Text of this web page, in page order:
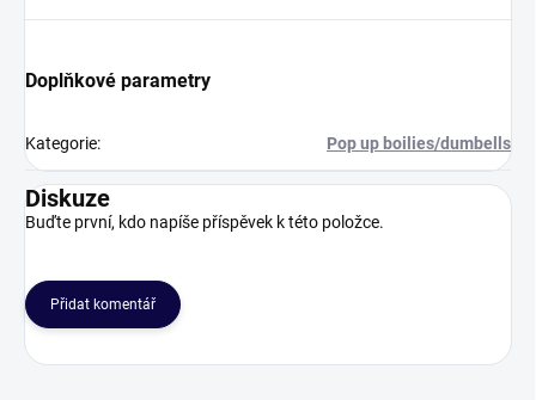
Doplňkové parametry
Kategorie: Pop up boilies/dumbells
Diskuze
Buďte první, kdo napíše příspěvek k této položce.
Přidat komentář